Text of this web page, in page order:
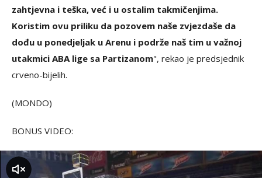
zahtjevna i teška, već i u ostalim takmičenjima.
Koristim ovu priliku da pozovem naše zvjezdaše da
dođu u ponedjeljak u Arenu i podrže naš tim u važnoj
utakmici ABA lige sa Partizanom", rekao je predsjednik
crveno-bijelih.
(MONDO)
BONUS VIDEO: